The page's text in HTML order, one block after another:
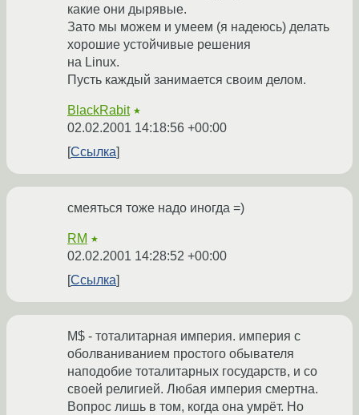
какие они дырявые.
Зато мы можем и умеем (я надеюсь) делать
хорошие уcтойчивые решения
на Linux.
Пусть каждый занимается своим делом.
BlackRabit ★
02.02.2001 14:18:56 +00:00
Ссылка
смеяться тоже надо иногда =)
RM ★
02.02.2001 14:28:52 +00:00
Ссылка
M$ - тоталитарная империя. империя с
оболваниванием простого обывателя
наподобие тоталитарных государств, и со
своей религией. Любая империя смертна.
Вопрос лишь в том, когда она умрёт. Но